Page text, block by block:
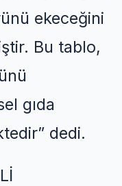
ekeceğini
Bu tablo,
gıda
” dedi.
Lİ